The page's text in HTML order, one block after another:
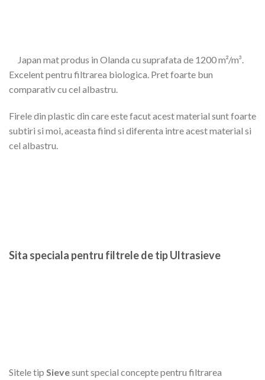
Japan mat produs in Olanda cu suprafata de 1200 m²/m³.
Excelent pentru filtrarea biologica. Pret foarte bun
comparativ cu cel albastru.
Firele din plastic din care este facut acest material sunt foarte
subtiri si moi, aceasta fiind si diferenta intre acest material si
cel albastru.
Sita speciala pentru filtrele de tip Ultrasieve
Sitele tip Sievesunt special concepte pentru filtrarea